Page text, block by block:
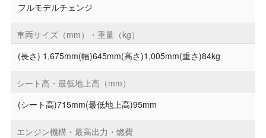
フルモデルチェンジ
車両サイズ（mm）・重量（kg）
(長さ) 1,675mm(幅)645mm(高さ)1,005mm(重さ)84kg
シート高・最低地上高（mm）
(シート高)715mm(最低地上高)95mm
エンジン機構・最高出力・燃費